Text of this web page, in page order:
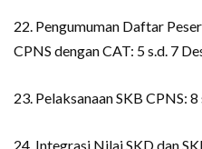
22. Pengumuman Daftar
CPNS dengan CAT: 5 s.d. 7
23. Pelaksanaan SKB CPNS:
24. Integrasi Nilai SKD dan